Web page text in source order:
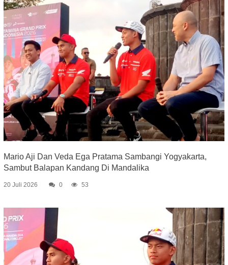
Mario Aji Dan Veda Ega Pratama Sambangi Yogyakarta,
Sambut Balapan Kandang Di Mandalika
20 Juli 2026 0 53